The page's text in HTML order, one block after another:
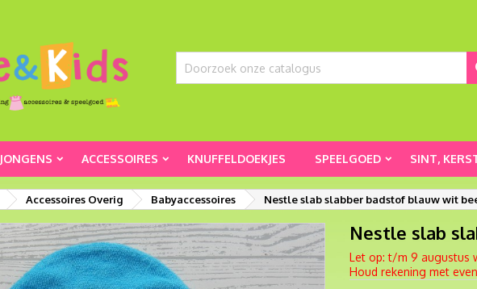
JONGENS ACCESSOIRES KNUFFELDOEKJES SPEELGOED SINT,
Accessoires Overig Babyaccessoires Nestle slab slabber badstof blauw wit
Nestle slab
Let op: t/m 9 augustus
Houd rekening met